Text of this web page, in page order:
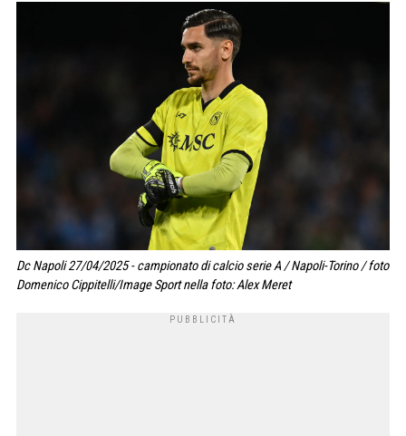
Dc Napoli 27/04/2025 - campionato di calcio serie A / Napoli-Torino / foto
Domenico Cippitelli/Image Sport nella foto: Alex Meret